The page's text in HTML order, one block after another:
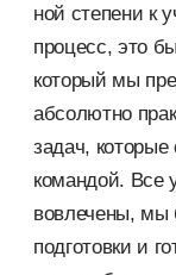
ной степени к
процесс, это
который мы
абсолютно
задач, которые
командой. Все
вовлечены, мы
подготовки и